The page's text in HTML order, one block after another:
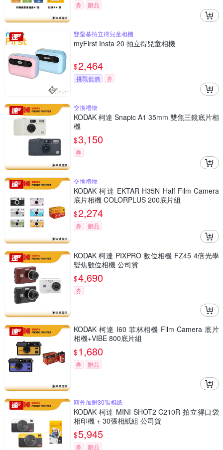
券 贈品
雙螢幕拍立得兒童相機
myFirst Insta 20 拍立得兒童相機
$2,464
挑戰低價 券
交換禮物
KODAK 柯達 Snapic A1 35mm 雙焦三鏡底片相
機
$3,150
券
交換禮物
KODAK 柯達 EKTAR H35N Half Film Camera
底片相機 COLORPLUS 200底片組
$2,274
券 贈品
KODAK 柯達 PIXPRO 數位相機 FZ45 4倍光學
變焦數位相機 公司貨
$4,690
券
KODAK 柯達 I60 菲林相機 Film Camera 底片
相機+VIBE 800底片組
$1,680
券 贈品
額外加贈30張相紙
KODAK 柯達 MINI SHOT2 C210R 拍立得口袋
相印機 + 30張相紙組 公司貨
$5,945
券 贈品